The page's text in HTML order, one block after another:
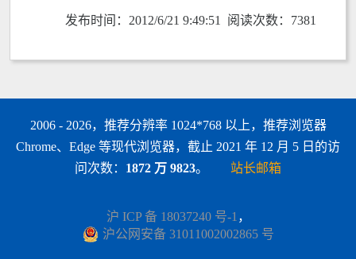
发布时间：2012/6/21 9:49:51 阅读次数：7381
2006 - 2026，推荐分辨率 1024*768 以上，推荐浏览器
Chrome、Edge 等现代浏览器，截止 2021 年 12 月 5 日的访
问次数： 1872 万 9823。 站长邮箱
沪 ICP 备 18037240 号-1 ，
沪公网安备 31011002002865 号